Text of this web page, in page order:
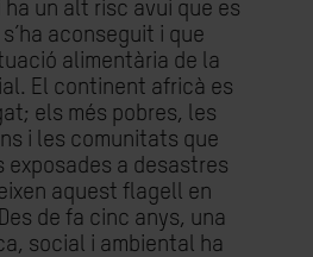
un alt risc avui que es
aconseguit i que
alimentària de la
El continent africà es
els més pobres, les
i les comunitats que
exposades a desastres
aquest flagell en
de fa cinc anys, una
social i ambiental ha